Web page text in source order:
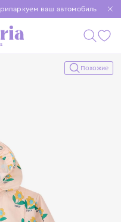
ваш автомобиль
от 15 000 ₽
были еще удобнее
Похожие